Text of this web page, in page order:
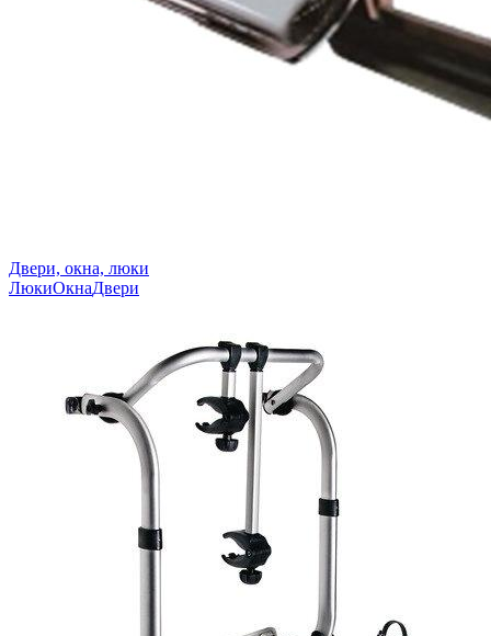
Двери, окна, люки
ЛюкиОкнаДвери